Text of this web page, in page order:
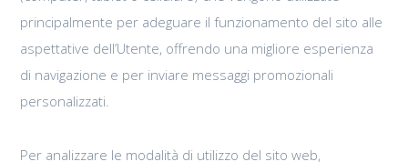
principalmente per adeguare il funzionamento del sito alle
aspettative dell’Utente, offrendo una migliore esperienza
di navigazione e per inviare messaggi promozionali
personalizzati.
Per analizzare le modalità di utilizzo del sito web,